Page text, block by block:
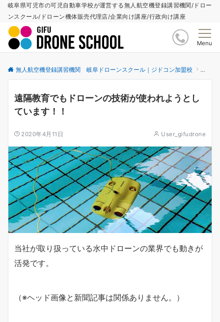
岐阜県可児市の可児自動車学校が運営する無人航空機登録講習機関/ドロー
ンスクール/ドローン機体販売代理店/企業向け講座/行政向け講座
Menu
無人航空機登録講習機関 岐阜ドローンスクール｜ジドコン加盟校 更新
遠隔教育でもドローンの技術が使われようとし
ています！！
2020年4月11日 User_gifudrone
当社が取り扱っている水中ドローンの業界でも動きが
活発です。
（※ヘッド画像と新聞記事は関係ありません。）